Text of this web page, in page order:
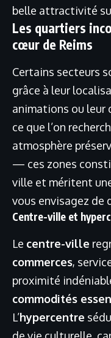
belle attractivité
Les quartiers
cœur de Reims
Certains secteurs
grâce à leur
animations ou leur
ce que l’on
atmosphère
— ces zones
ville et méritent
vous envisagez de
Centre-ville et
Le centre-ville
commerces,
proximité
commodités
L’hypercentre
de vie culturelle,